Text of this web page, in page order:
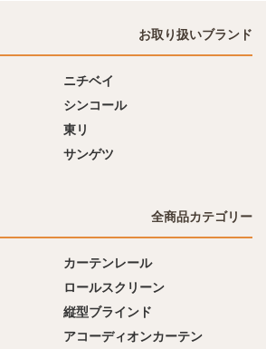
お取り扱いブランド
ニチベイ
シンコール
東リ
サンゲツ
全商品カテゴリー
カーテンレール
ロールスクリーン
縦型ブラインド
アコーディオンカーテン